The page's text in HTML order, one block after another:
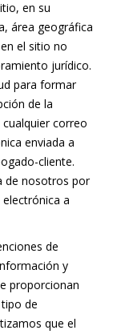
en su
área geográfica
el sitio no
jurídico.
para formar
de la
correo
enviada a
cliente.
de nosotros por
a
de
y
proporcionan
de
que el